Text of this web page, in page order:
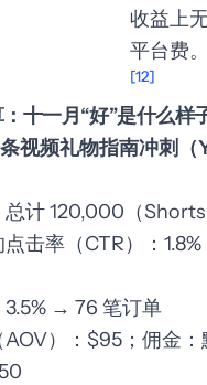
收益上
平台费。
[12]
十一月“好”是什么样
视频礼物指南冲刺（
计 120,000（Shorts
击率（CTR）：
3.5% → 76 笔订单
AOV）：$95；佣金